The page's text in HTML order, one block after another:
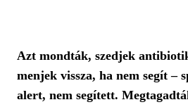
Azt mondták, szedjek
menjek vissza, ha nem segít –
alert, nem segített.